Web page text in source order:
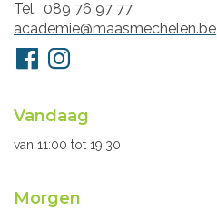
Tel.
089 76 97 77
E-
mail
academie@maasmechelen.be
Volg
ons
FacebookInstagram
Openingsuren
secretariaat
Vandaag
van 11:00 tot 19:30
Morgen